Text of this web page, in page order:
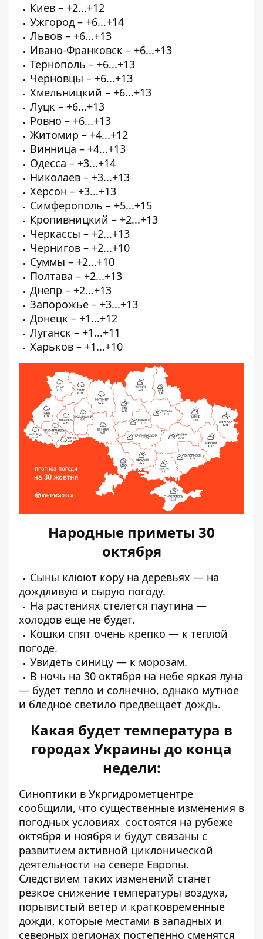
Киев – +2...+12
Ужгород – +6...+14
Львов – +6...+13
Ивано-Франковск – +6...+13
Тернополь – +6...+13
Черновцы – +6...+13
Хмельницкий – +6...+13
Луцк – +6...+13
Ровно – +6...+13
Житомир – +4...+12
Винница – +4...+13
Одесса – +3...+14
Николаев – +3...+13
Херсон – +3...+13
Симферополь – +5...+15
Кропивницкий – +2...+13
Черкассы – +2...+13
Чернигов – +2...+10
Суммы – +2...+10
Полтава – +2...+13
Днепр – +2...+13
Запорожье – +3...+13
Донецк – +1...+12
Луганск – +1...+11
Харьков – +1...+10
Народные приметы 30
октября
Сыны клюют кору на деревьях — на
дождливую и сырую погоду.
На растениях стелется паутина —
холодов еще не будет.
Кошки спят очень крепко — к теплой
погоде.
Увидеть синицу — к морозам.
В ночь на 30 октября на небе яркая луна
— будет тепло и солнечно, однако мутное
и бледное светило предвещает дождь.
Какая будет температура в
городах Украины до конца
недели:
Синоптики в Укргидрометцентре
сообщили, что существенные изменения в
погодных условиях состоятся на рубеже
октября и ноября и будут связаны с
развитием активной циклонической
деятельности на севере Европы.
Следствием таких изменений станет
резкое снижение температуры воздуха,
порывистый ветер и кратковременные
дожди, которые местами в западных и
северных регионах постепенно сменятся